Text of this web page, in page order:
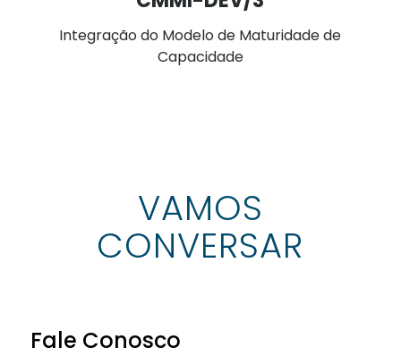
Integração do Modelo de Maturidade de
Capacidade
VAMOS
CONVERSAR
Fale Conosco